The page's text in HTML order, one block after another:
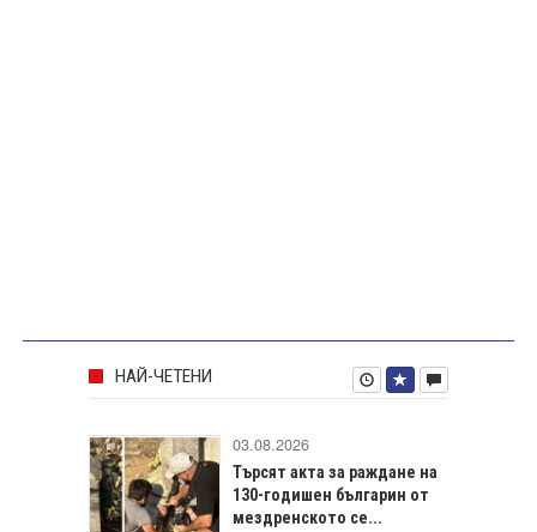
НАЙ-ЧЕТЕНИ
03.08.2026
Търсят акта за раждане на
130-годишен българин от
мездренското се...